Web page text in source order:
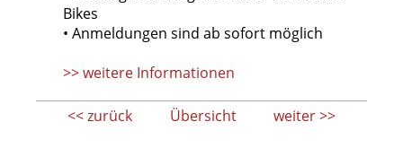
Bikes
• Anmeldungen sind ab sofort möglich
>> weitere Informationen
<< zurück weiter >>
Übersicht